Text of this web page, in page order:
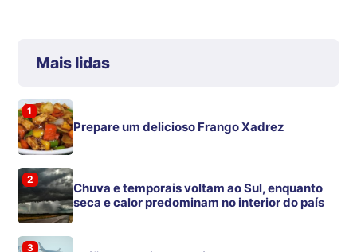
Mais lidas
1
Prepare um delicioso Frango Xadrez
2
Chuva e temporais voltam ao Sul, enquanto
seca e calor predominam no interior do país
3